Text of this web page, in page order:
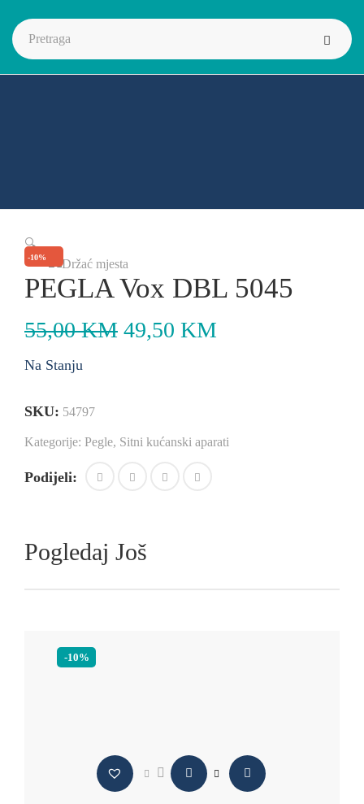
🔍
-10%
PEGLA Vox DBL 5045
55,00KM 49,50 KM
Na Stanju
SKU: 54797
Kategorije: Pegle, Sitni kućanski aparati
Podijeli:
Pogledaj Još
-10%